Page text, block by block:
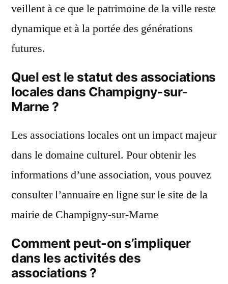
veillent à ce que le patrimoine de la ville reste
dynamique et à la portée des générations
futures.
Quel est le statut des associations
locales dans Champigny-sur-
Marne ?
Les associations locales ont un impact majeur
dans le domaine culturel. Pour obtenir les
informations d’une association, vous pouvez
consulter l’annuaire en ligne sur le site de la
mairie de Champigny-sur-Marne
Comment peut-on s’impliquer
dans les activités des
associations ?